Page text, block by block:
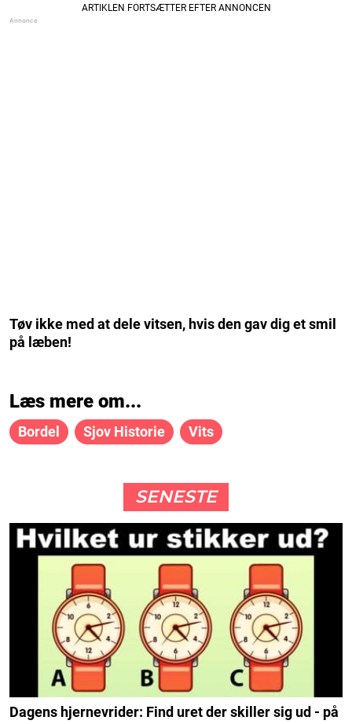
Tøv ikke med at dele vitsen, hvis den gav dig et smil
på læben!
Læs mere om...
Bordel Sjov Historie Vits
SENESTE
Dagens hjernevrider: Find uret der skiller sig ud - på